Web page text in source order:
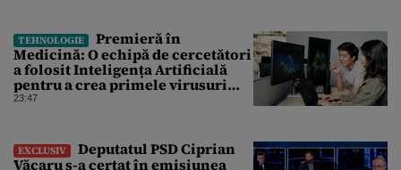
TEHNOLOGIE
Premieră în
Medicină: O echipă de cercetători
a folosit Inteligența Artificială
pentru a crea primele virusuri
sintetice la tratarea de E.coli
23:47
EXCLUSIV
Deputatul PSD Ciprian
Văcaru s-a certat în emisiunea